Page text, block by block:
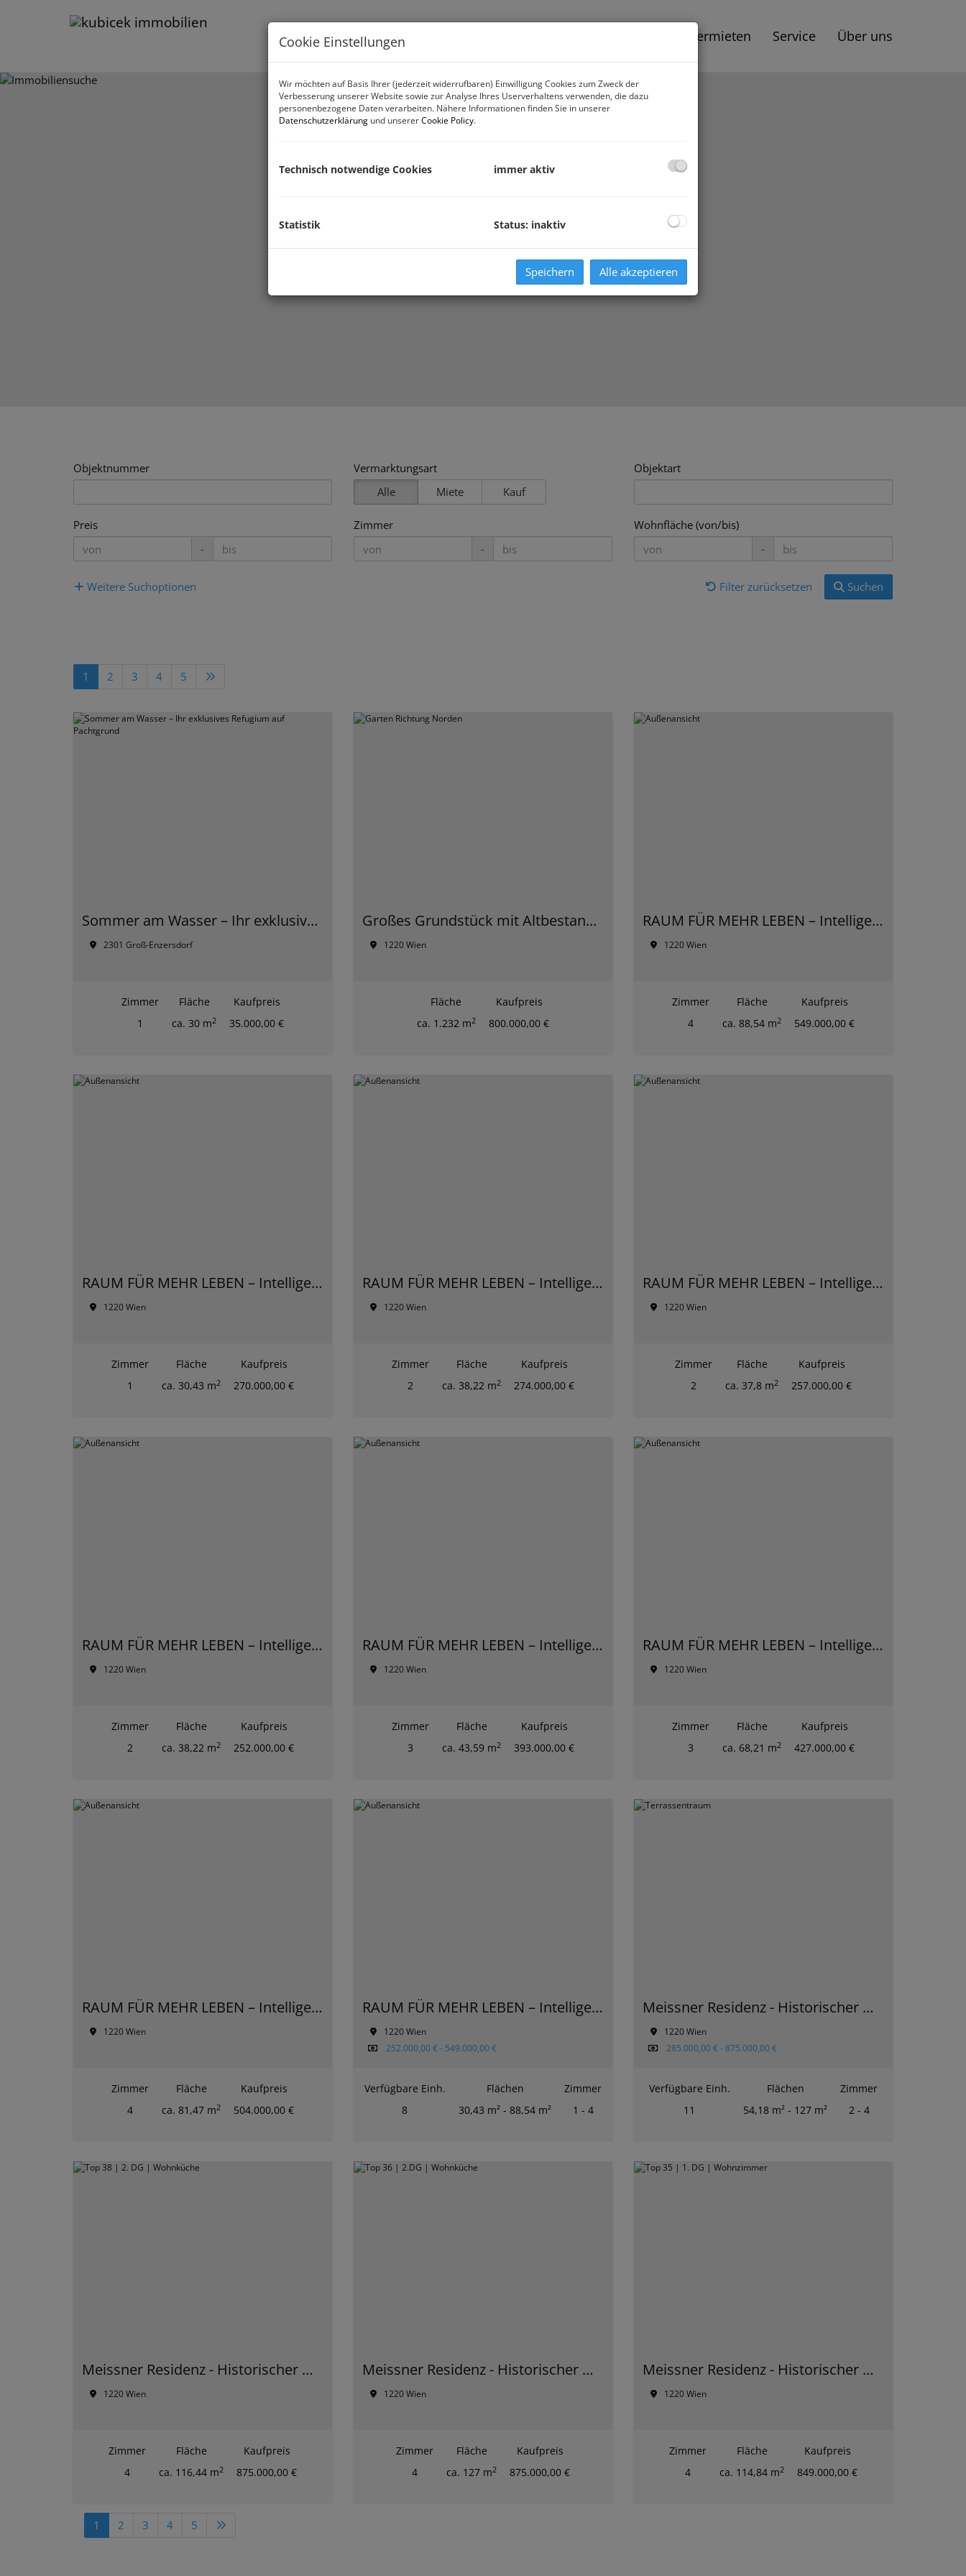
Verkaufen | Vermieten Service Über uns
IMMOBILIENSUCHE
Objektnummer
Vermarktungsart
Alle
Miete Kauf
Objektart
Preis
-
Zimmer
-
Wohnfläche (von/bis)
-
Weitere Suchoptionen Filter zurücksetzen Suchen
1 2 3 4 5
Sommer am Wasser – Ihr exklusives Refugium auf Pachtgrund
2301 Groß-Enzersdorf
Zimmer
1
Fläche
ca. 30 m2
Kaufpreis
35.000,00 €
Großes Grundstück mit Altbestand Nähe Siegesplatz
1220 Wien
Fläche
ca. 1.232 m2
Kaufpreis
800.000,00 €
RAUM FÜR MEHR LEBEN – Intelligente Wohnkonzepte für jede Generation
1220 Wien
Zimmer
4
Fläche
ca. 88,54 m2
Kaufpreis
549.000,00 €
RAUM FÜR MEHR LEBEN – Intelligente Wohnkonzepte für jede Generation
1220 Wien
Zimmer
1
Fläche
ca. 30,43 m2
Kaufpreis
270.000,00 €
RAUM FÜR MEHR LEBEN – Intelligente Wohnkonzepte für jede Generation
1220 Wien
Zimmer
2
Fläche
ca. 38,22 m2
Kaufpreis
274.000,00 €
RAUM FÜR MEHR LEBEN – Intelligente Wohnkonzepte für jede Generation
1220 Wien
Zimmer
2
Fläche
ca. 37,8 m2
Kaufpreis
257.000,00 €
RAUM FÜR MEHR LEBEN – Intelligente Wohnkonzepte für jede Generation
1220 Wien
Zimmer
2
Fläche
ca. 38,22 m2
Kaufpreis
252.000,00 €
RAUM FÜR MEHR LEBEN – Intelligente Wohnkonzepte für jede Generation
1220 Wien
Zimmer
3
Fläche
ca. 43,59 m2
Kaufpreis
393.000,00 €
RAUM FÜR MEHR LEBEN – Intelligente Wohnkonzepte für jede Generation
1220 Wien
Zimmer
3
Fläche
ca. 68,21 m2
Kaufpreis
427.000,00 €
RAUM FÜR MEHR LEBEN – Intelligente Wohnkonzepte für jede Generation
1220 Wien
Zimmer
4
Fläche
ca. 81,47 m2
Kaufpreis
504.000,00 €
RAUM FÜR MEHR LEBEN – Intelligente Wohnkonzepte für jede Generation
1220 Wien
252.000,00 € - 549.000,00 €
Verfügbare Einh.
8
Flächen
30,43 m² - 88,54 m²
Zimmer
1 - 4
Meissner Residenz - Historischer Glanz und zeitgemäßer Komfort – Ihr neues Premium-Zuhause in der Donaustadt
1220 Wien
285.000,00 € - 875.000,00 €
Verfügbare Einh.
11
Flächen
54,18 m² - 127 m²
Zimmer
2 - 4
Meissner Residenz - Historischer Glanz und zeitgemäßer Komfort – Ihr neues Premium-Zuhause in der Donaustadt
1220 Wien
Zimmer
4
Fläche
ca. 116,44 m2
Kaufpreis
875.000,00 €
Meissner Residenz - Historischer Glanz und zeitgemäßer Komfort – Ihr neues Premium-Zuhause in der Donaustadt
1220 Wien
Zimmer
4
Fläche
ca. 127 m2
Kaufpreis
875.000,00 €
Meissner Residenz - Historischer Glanz und zeitgemäßer Komfort – Ihr neues Premium-Zuhause in der Donaustadt
1220 Wien
Zimmer
4
Fläche
ca. 114,84 m2
Kaufpreis
849.000,00 €
1 2 3 4 5
Cookie Einstellungen
Wir möchten auf Basis Ihrer (jederzeit widerrufbaren) Einwilligung Cookies zum Zweck der
Verbesserung unserer Website sowie zur Analyse Ihres Userverhaltens verwenden, die dazu
personenbezogene Daten verarbeiten. Nähere Informationen finden Sie in unserer
Datenschutzerklärung und unsererCookie Policy.
Technisch notwendige Cookies immer aktiv
Statistik Status: inaktiv
Speichern Alle akzeptieren